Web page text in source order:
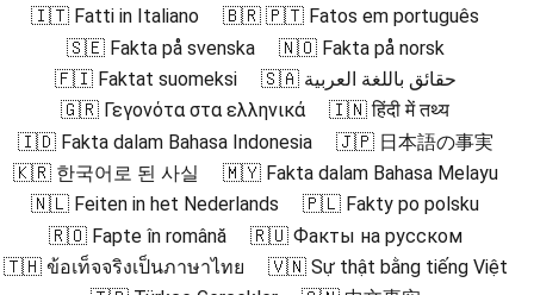
🇮🇹 Fatti in Italiano
🇧🇷 🇵🇹 Fatos em português
🇸🇪 Fakta på svenska
🇳🇴 Fakta på norsk
🇫🇮 Faktat suomeksi
🇸🇦 حقائق باللغة العربية
🇬🇷 Γεγονότα στα ελληνικά
🇮🇳 हिंदी में तथ्य
🇮🇩 Fakta dalam Bahasa Indonesia
🇯🇵 日本語の事実
🇰🇷 한국어로 된 사실
🇲🇾 Fakta dalam Bahasa Melayu
🇳🇱 Feiten in het Nederlands
🇵🇱 Fakty po polsku
🇷🇴 Fapte în română
🇷🇺 Факты на русском
🇹🇭 ข้อเท็จจริงเป็นภาษาไทย
🇻🇳 Sự thật bằng tiếng Việt